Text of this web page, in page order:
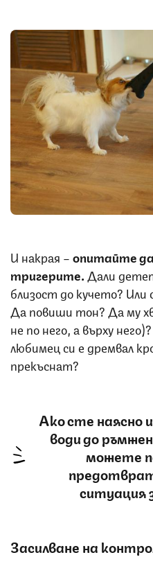
И накрая –опитайте
тригерите.Дали
близост до кучето? Или
Да повиши тон? Да му
не по него, а върху
любимец си е дремвал
прекъснат?
Ако сте наясно
води до
можете
ситуация
Засилване на